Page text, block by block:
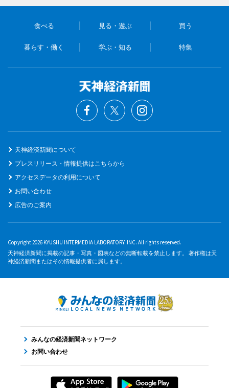
食べる 見る・遊ぶ 買う
暮らす・働く 学ぶ・知る 特集
天神経済新聞について
プレスリリース・情報提供はこちらから
アクセスデータの利用について
お問い合わせ
広告のご案内
Copyright 2026 KYUSHU INTERMEDIA LABORATORY. INC. All rights reserved.
天神経済新聞に掲載の記事・写真・図表などの無断転載を禁止します。 著作権は天
神経済新聞またはその情報提供者に属します。
みんなの経済新聞ネットワーク
お問い合わせ